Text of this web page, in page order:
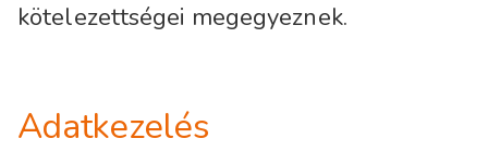
kötelezettségei megegyeznek.
Adatkezelés